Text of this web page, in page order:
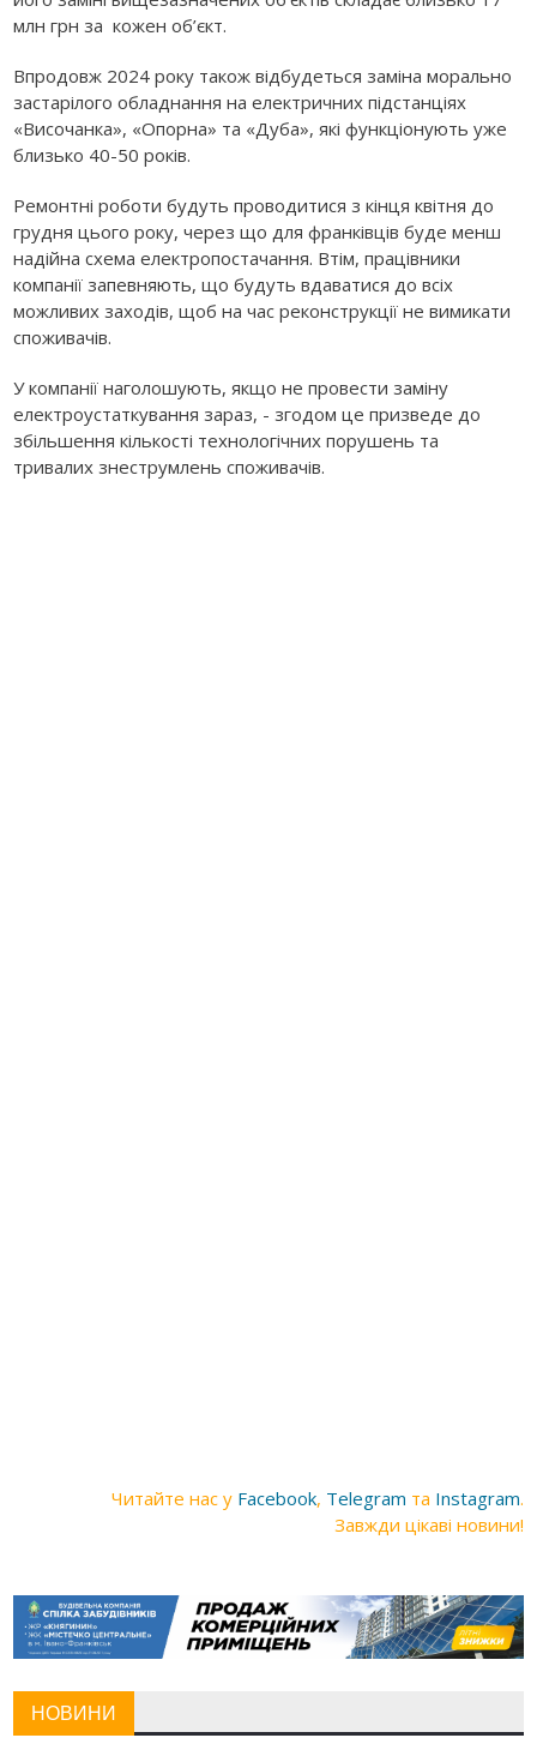
млн грн за кожен об’єкт.
Впродовж 2024 року також відбудеться заміна морально
застарілого обладнання на електричних підстанціях
«Височанка», «Опорна» та «Дуба», які функціонують уже
близько 40-50 років.
Ремонтні роботи будуть проводитися з кінця квітня до
грудня цього року, через що для франківців буде менш
надійна схема електропостачання. Втім, працівники
компанії запевняють, що будуть вдаватися до всіх
можливих заходів, щоб на час реконструкції не вимикати
споживачів.
У компанії наголошують, якщо не провести заміну
електроустаткування зараз, - згодом це призведе до
збільшення кількості технологічних порушень та
тривалих знеструмлень споживачів.
Читайте нас у Facebook, Telegram та Instagram.
Завжди цікаві новини!
НОВИНИ